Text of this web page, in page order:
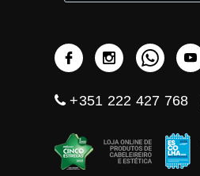
+351 222 427 768